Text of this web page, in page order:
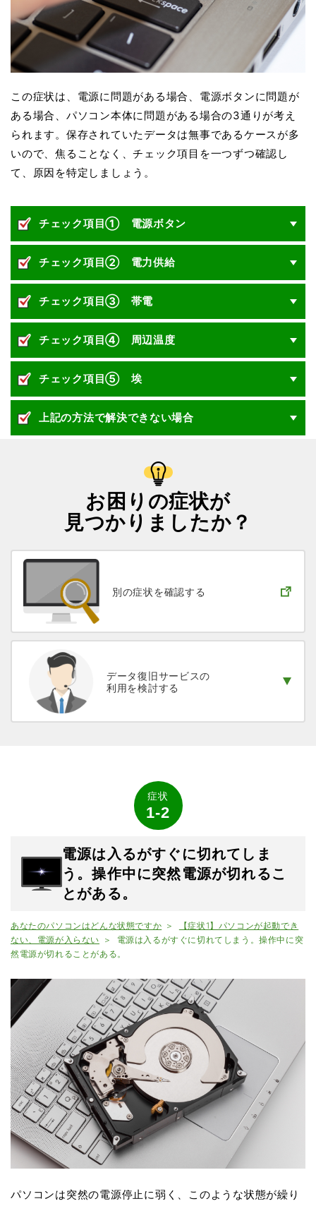
この症状は、電源に問題がある場合、電源ボタンに問題が
ある場合、パソコン本体に問題がある場合の3通りが考え
られます。保存されていたデータは無事であるケースが多
いので、焦ることなく、チェック項目を一つずつ確認し
て、原因を特定しましょう。
チェック項目① 電源ボタン
チェック項目② 電力供給
チェック項目③ 帯電
チェック項目④ 周辺温度
チェック項目⑤ 埃
上記の方法で解決できない場合
お困りの症状が
見つかりましたか？
別の症状を確認する
データ復旧サービスの
利用を検討する
症状
1-2
電源は入るがすぐに切れてしま
う。操作中に突然電源が切れるこ
とがある。
あなたのパソコンはどんな状態ですか
【症状1】パソコンが起動でき
ない、電源が入らない
電源は入るがすぐに切れてしまう。操作中に突
然電源が切れることがある。
パソコンは突然の電源停止に弱く、このような状態が繰り